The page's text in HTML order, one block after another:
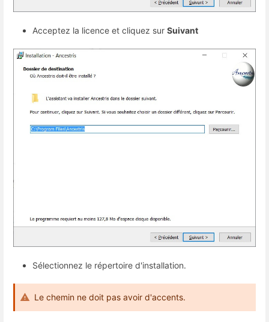
Acceptez la licence et cliquez sur Suivant
Sélectionnez le répertoire d'installation.
Le chemin ne doit pas avoir d'accents.